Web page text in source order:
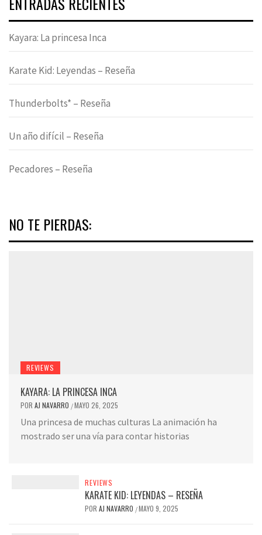
Kayara: La princesa Inca
Karate Kid: Leyendas – Reseña
Thunderbolts* – Reseña
Un año difícil – Reseña
Pecadores – Reseña
NO TE PIERDAS:
REVIEWS
KAYARA: LA PRINCESA INCA
POR AJ NAVARRO /MAYO 26, 2025
Una princesa de muchas culturas La animación ha
mostrado ser una vía para contar historias
REVIEWS
KARATE KID: LEYENDAS – RESEÑA
POR AJ NAVARRO /MAYO 9, 2025